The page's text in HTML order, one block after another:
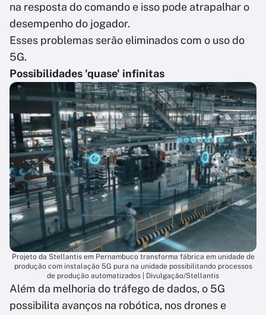
na resposta do comando e isso pode atrapalhar o
desempenho do jogador.
Esses problemas serão eliminados com o uso do
5G.
Possibilidades 'quase' infinitas
Projeto da Stellantis em Pernambuco transforma fábrica em unidade de
produção com instalação 5G pura na unidade possibilitando processos
de produção automatizados | Divulgação/Stellantis
Além da melhoria do tráfego de dados, o 5G
possibilita avanços na robótica, nos drones e